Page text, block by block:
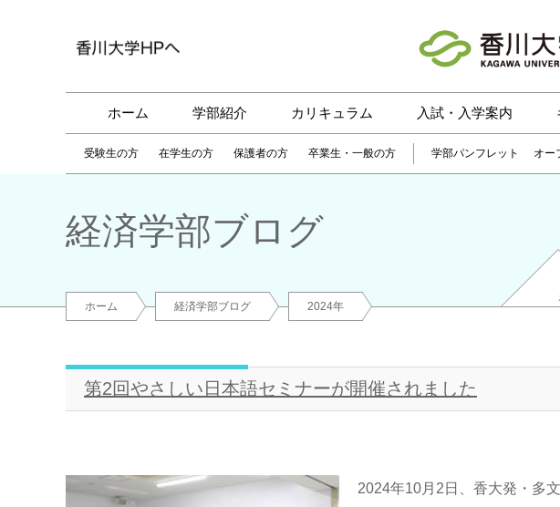
ホーム 学部紹介 カリキュラム 入試・入学案内
受験生の方 在学生の方 保護者の方 卒業生・一般の方 学部パンフレット オー
経済学部ブログ
ホーム 経済学部ブログ 2024年
第2回やさしい日本語セミナーが開催されました
2024年10月2日、香大発・多